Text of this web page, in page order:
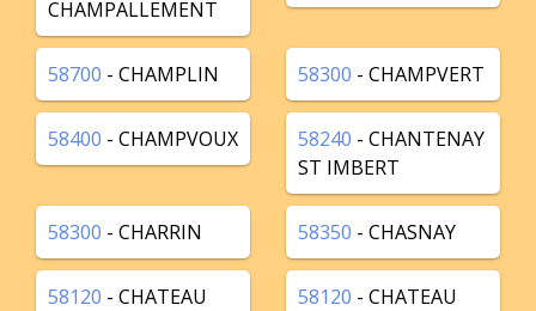
CHAMPALLEMENT
58700 - CHAMPLIN 58300 - CHAMPVERT
58400 - CHAMPVOUX 58240 - CHANTENAY
ST IMBERT
58300 - CHARRIN 58350 - CHASNAY
58120 - CHATEAU
58120 - CHATEAU